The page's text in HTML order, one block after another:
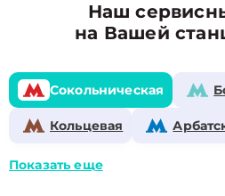
Наш
на Вашей
Сокольническая
Кольцевая
Показать еще